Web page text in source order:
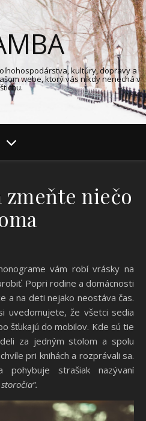
kultúry, dopravy a
webe, ktorý vás nikdy nenechá v
štichu.
zmeňte niečo
vám robí vrásky na
Popri rodine a domácnosti
a na deti nejako neostáva čas.
uvedomujete, že všetci sedia
šťukajú do mobilov. Kde sú tie
za jedným stolom a spolu
pri knihách a rozprávali sa.
pohybuje strašiak nazývaní